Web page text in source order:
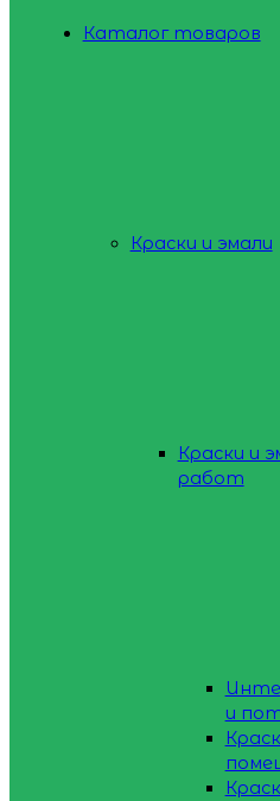
Каталог товаров
Краски и эмали
Краски и
работ
и